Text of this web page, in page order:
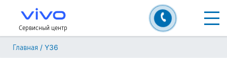
Сервисный центр
Главная / Y36